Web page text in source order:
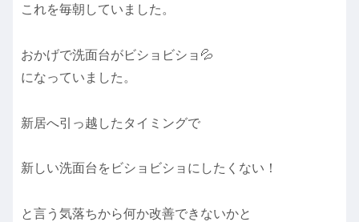
これを毎朝していました。
おかげで洗面台がビショビショ💦
になっていました。
新居へ引っ越したタイミングで
新しい洗面台をビショビショにしたくない！
と言う気落ちから何か改善できないかと